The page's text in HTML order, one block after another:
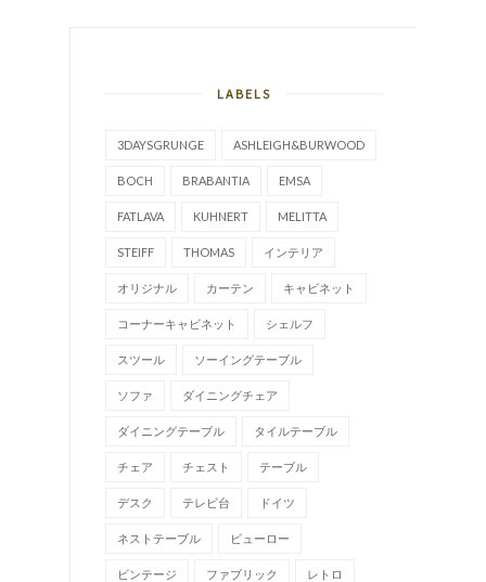
LABELS
3DAYSGRUNGE ASHLEIGH&BURWOOD
BOCH BRABANTIA EMSA
FATLAVA KUHNERT MELITTA
STEIFF THOMAS インテリア
オリジナル カーテン キャビネット
コーナーキャビネット シェルフ
スツール ソーイングテーブル
ソファ ダイニングチェア
ダイニングテーブル タイルテーブル
チェア チェスト テーブル
デスク テレビ台 ドイツ
ネストテーブル ビューロー
ビンテージ ファブリック レトロ